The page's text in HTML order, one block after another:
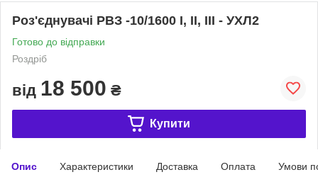
Роз'єднувачі РВЗ -10/1600 I, II, III - УХЛ2
Готово до відправки
Роздріб
від 18 500 ₴
Купити
Опис Характеристики Доставка Оплата Умови